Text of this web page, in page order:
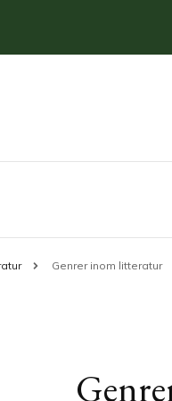
Genrer inom litteratur